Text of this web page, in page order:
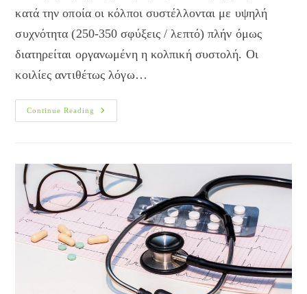
κατά την οποία οι κόλποι συστέλλονται με υψηλή
συχνότητα (250-350 σφύξεις / λεπτό) πλήν όμως
διατηρείται οργανωμένη η κολπική συστολή. Οι
κοιλίες αντιθέτως λόγω…
Continue Reading
ΚΟΛΠΙΚΟΣ
ΠΤΕΡΥΓΙΣΜΟΣ